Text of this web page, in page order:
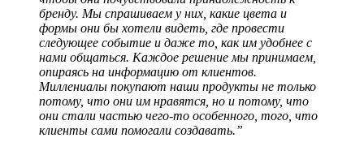
бренду. Мы спрашиваем у них, какие цвета и
формы они бы хотели видеть, где провести
следующее событие и даже то, как им удобнее с
нами общаться. Каждое решение мы принимаем,
опираясь на информацию от клиентов.
Миллениалы покупают наши продукты не только
потому, что они им нравятся, но и потому, что
они стали частью чего-то особенного, того, что
клиенты сами помогали создавать.”